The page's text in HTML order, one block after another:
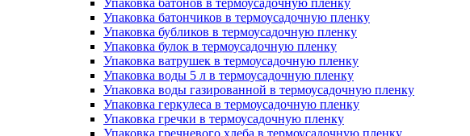
Упаковка батонов в термоусадочную пленку
Упаковка батончиков в термоусадочную пленку
Упаковка бубликов в термоусадочную пленку
Упаковка булок в термоусадочную пленку
Упаковка ватрушек в термоусадочную пленку
Упаковка воды 5 л в термоусадочную пленку
Упаковка воды газированной в термоусадочную пленку
Упаковка геркулеса в термоусадочную пленку
Упаковка гречки в термоусадочную пленку
Упаковка гречневого хлеба в термоусадочную пленку